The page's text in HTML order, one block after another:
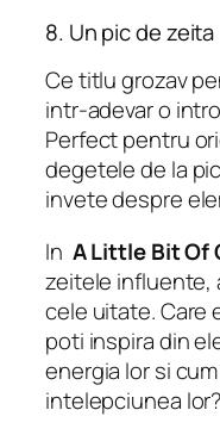
8. Un pic de zeita
Ce titlu grozav
intr-adevar o
Perfect pentru
degetele de la
invete despre
In A Little Bit Of
zeitele influente,
cele uitate. Care
poti inspira din
energia lor si
intelepciunea lor?